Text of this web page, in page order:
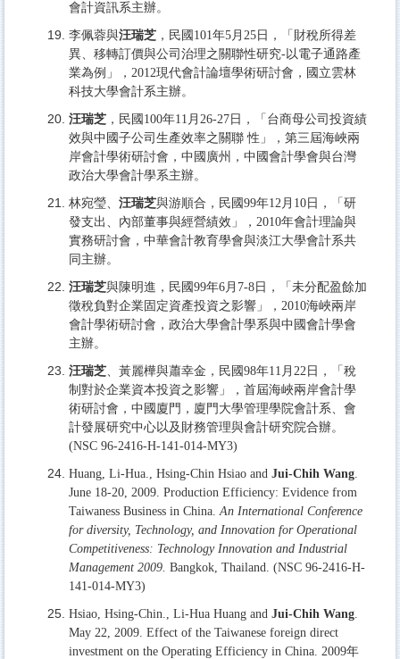
會計資訊系主辦。
李佩蓉與汪瑞芝 ，民國101年5月25日，「財稅所得差
異、移轉訂價與公司治理之關聯性研究-以電子通路產
業為例」，2012現代會計論壇學術研討會，國立雲林
科技大學會計系主辦。
汪瑞芝 ，民國100年11月26-27日，「台商母公司投資績
效與中國子公司生產效率之關聯 性」，第三屆海峽兩
岸會計學術研討會，中國廣州，中國會計學會與台灣
政治大學會計學系主辦。
林宛瑩、 汪瑞芝與游順合，民國99年12月10日，「研
發支出、內部董事與經營績效」，2010年會計理論與
實務研討會，中華會計教育學會與淡江大學會計系共
同主辦。
汪瑞芝與陳明進，民國99年6月7-8日，「未分配盈餘加
徵稅負對企業固定資產投資之影響」，2010海峽兩岸
會計學術研討會，政治大學會計學系與中國會計學會
主辦。
汪瑞芝、黃麗樺與蕭幸金，民國98年11月22日，「稅
制對於企業資本投資之影響」，首屆海峽兩岸會計學
術研討會，中國廈門，廈門大學管理學院會計系、會
計發展研究中心以及財務管理與會計研究院合辦。
(NSC 96-2416-H-141-014-MY3)
Huang, Li-Hua., Hsing-Chin Hsiao and Jui-Chih Wang.
June 18-20, 2009. Production Efficiency: Evidence from
Taiwaness Business in China.An International Conference
for diversity, Technology, and Innovation for Operational
Competitiveness: Technology Innovation and Industrial
Management 2009. Bangkok, Thailand. (NSC 96-2416-H-
141-014-MY3)
Hsiao, Hsing-Chin., Li-Hua Huang and Jui-Chih Wang.
May 22, 2009. Effect of the Taiwanese foreign direct
investment on the Operating Efficiency in China. 2009年